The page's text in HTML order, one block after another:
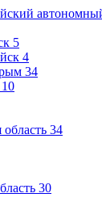
5
4
34
10
34
30